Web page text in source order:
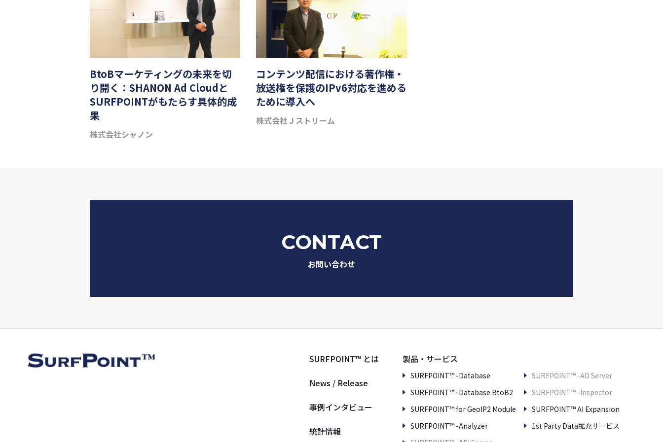
BtoBマーケティングの未来を切
り開く：SHANON Ad Cloudと
SURFPOINTがもたらす具体的成
果
株式会社シャノン
コンテンツ配信における著作権・
放送権を保護のIPv6対応を進める
ために導入へ
株式会社Ｊストリーム
CONTACT
お問い合わせ
SURFPOINT™ とは
News / Release
事例インタビュー
統計情報
製品・サービス
SURFPOINT™ -Database
SURFPOINT™ -Database BtoB2
SURFPOINT™ for GeoIP2 Module
SURFPOINT™ -Analyzer
SURFPOINT™ -AD Server
SURFPOINT™ -Inspector
SURFPOINT™ AI Expansion
1st Party Data拡充サービス